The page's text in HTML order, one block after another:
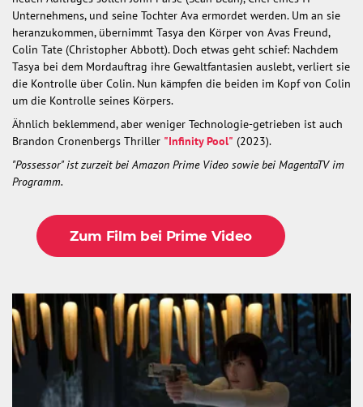
Unternehmens, und seine Tochter Ava ermordet werden. Um an sie
heranzukommen, übernimmt Tasya den Körper von Avas Freund,
Colin Tate (Christopher Abbott). Doch etwas geht schief: Nachdem
Tasya bei dem Mordauftrag ihre Gewaltfantasien auslebt, verliert sie
die Kontrolle über Colin. Nun kämpfen die beiden im Kopf von Colin
um die Kontrolle seines Körpers.
Ähnlich beklemmend, aber weniger Technologie-getrieben ist auch
Brandon Cronenbergs Thriller "Infinity Pool" (2023).
"Possessor" ist zurzeit bei Amazon Prime Video sowie bei MagentaTV im
Programm.
Zum Film bei Prime Video